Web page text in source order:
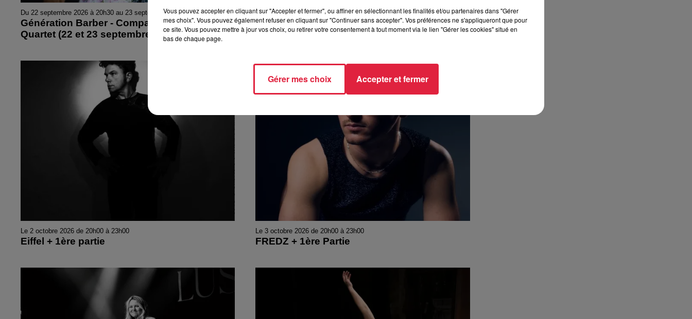
Du 22 septembre 2026 à 20h30 au 23 septembre 2026 à 22h00
Génération Barber - Compagnie Barber Shop
Quartet (22 et 23 septembre)
Le 24 septembre 2026 de 19h00 à 23h00
CORONER + PREMIÈRE PARTIE - Metal
Le 2 octobre 2026 de 20h00 à 23h00
Eiffel + 1ère partie
Le 3 octobre 2026 de 20h00 à 23h00
FREDZ + 1ère Partie
Vous pouvez accepter en cliquant sur "Accepter et fermer", ou affiner en sélectionnant les finalités et/ou partenaires dans "Gérer
mes choix". Vous pouvez également refuser en cliquant sur "Continuer sans accepter". Vos préférences ne s'appliqueront que pour
ce site. Vous pouvez mettre à jour vos choix, ou retirer votre consentement à tout moment via le lien "Gérer les cookies" situé en
bas de chaque page.
Gérer mes choix Accepter et fermer